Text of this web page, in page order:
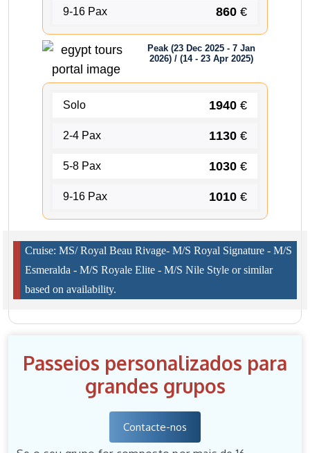
9-16 Pax 860 €
Peak (23 Dec 2025 - 7 Jan
2026) / (14 - 23 Apr 2025)
Solo 1940 €
2-4 Pax 1130 €
5-8 Pax 1030 €
9-16 Pax 1010 €
Cruise: MS/ Royal Beau Rivage- M/S Royal Signature - M/S
Esmeralda - M/S Royale Elite - M/S Nile Style or similar
based on availability.
Passeios personalizados para
grandes grupos
Contacte-nos